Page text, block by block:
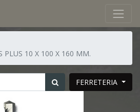
PLUS 10 X 100 X 160 MM.
FERRETERIA